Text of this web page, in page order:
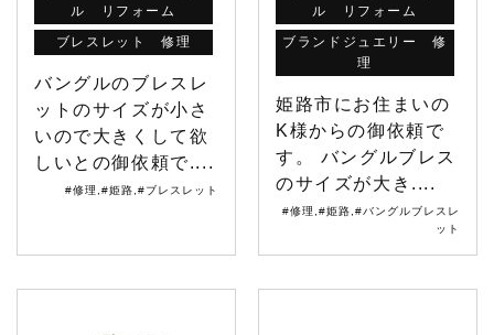
ル リフォーム
ブレスレット 修理
バングルのブレスレ
ットのサイズが小さ
いので大きくして欲
しいとの御依頼で....
#修理 #姫路 #ブレスレット
ル リフォーム
ブランドジュエリー 修
理
姫路市にお住まいの
K様からの御依頼で
す。 バングルブレス
のサイズが大き....
#修理 #姫路 #バングルブレスレ
ット